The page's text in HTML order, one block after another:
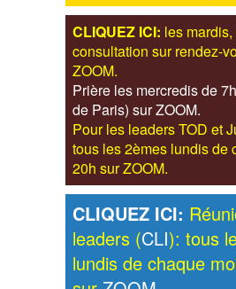
CLIQUEZ ICI: les
consultation sur rendez-
ZOOM.
Prière les mercredis de
de Paris) sur ZOOM.
Pour les leaders TOD et
tous les 2èmes lundis de
20h sur ZOOM.
CLIQUEZ ICI:
leaders (CLI): tous
lundis de chaque